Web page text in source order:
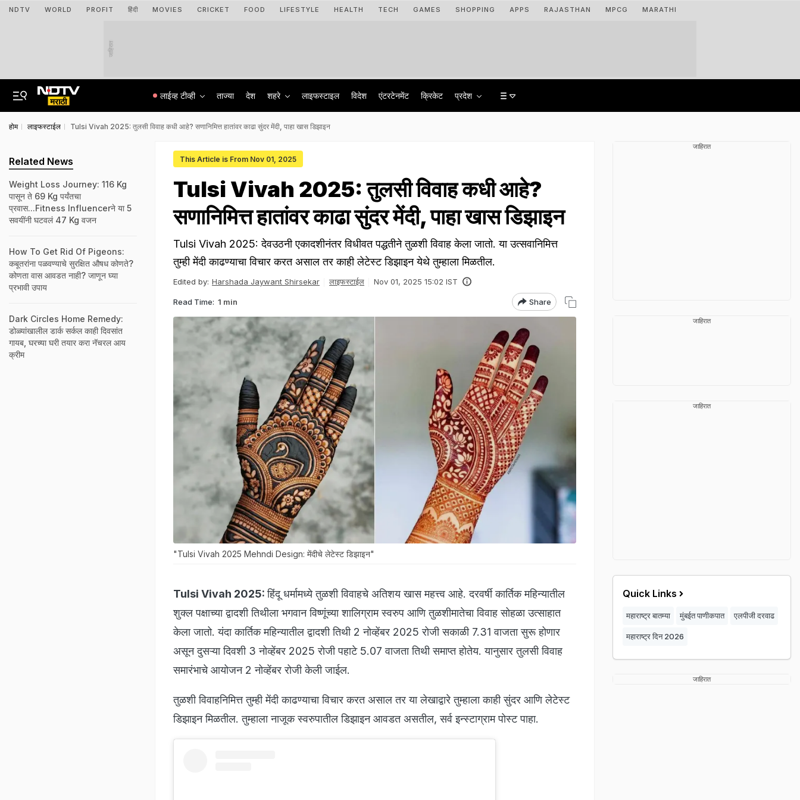
NDTV WORLD PROFIT हिंदी MOVIES CRICKET FOOD LIFESTYLE HEALTH TECH GAMES SHOPPING APPS RAJASTHAN MPCG MARATHI
जाहिरात
लाईव्ह टीव्ही ताज्या देश शहरे लाइफस्टाइल विदेश एंटरटेनमेंट क्रिकेट प्रदेश
होम लाइफस्टाईल Tulsi Vivah 2025: तुलसी विवाह कधी आहे? सणानिमित्त हातांवर काढा सुंदर मेंदी, पाहा खास डिझाइन
This Article is From Nov 01, 2025
Tulsi Vivah 2025: तुलसी विवाह कधी आहे?
सणानिमित्त हातांवर काढा सुंदर मेंदी, पाहा खास डिझाइन
Tulsi Vivah 2025: देवउठनी एकादशीनंतर विधीवत पद्धतीने तुळशी विवाह केला जातो. या उत्सवानिमित्त
तुम्ही मेंदी काढण्याचा विचार करत असाल तर काही लेटेस्ट डिझाइन येथे तुम्हाला मिळतील.
Edited by: Harshada Jaywant Shirsekar लाइफस्टाईल Nov 01, 2025 15:02 IST
Read Time: 1 min Share
"Tulsi Vivah 2025 Mehndi Design: मेंदीचे लेटेस्ट डिझाइन"
Tulsi Vivah 2025:हिंदू धर्मामध्ये तुळशी विवाहचे अतिशय खास महत्त्व आहे. दरवर्षी कार्तिक महिन्यातील
शुक्ल पक्षाच्या द्वादशी तिथीला भगवान विष्णूंच्या शालिग्राम स्वरुप आणि तुळशीमातेचा विवाह सोहळा उत्साहात
केला जातो. यंदा कार्तिक महिन्यातील द्वादशी तिथी 2 नोव्हेंबर 2025 रोजी सकाळी 7.31 वाजता सुरू होणार
असून दुसऱ्या दिवशी 3 नोव्हेंबर 2025 रोजी पहाटे 5.07 वाजता तिथी समाप्त होतेय. यानुसार तुलसी विवाह
समारंभाचे आयोजन 2 नोव्हेंबर रोजी केली जाईल.
तुळशी विवाहनिमित्त तुम्ही मेंदी काढण्याचा विचार करत असाल तर या लेखाद्वारे तुम्हाला काही सुंदर आणि लेटेस्ट
डिझाइन मिळतील. तुम्हाला नाजूक स्वरुपातील डिझाइन आवडत असतील, सर्व इन्स्टाग्राम पोस्ट पाहा.
Related News
Weight Loss Journey: 116 Kg
पासून ते 69 Kg पर्यंतचा
प्रवास...Fitness Influencerने या 5
सवयींनी घटवलं 47 Kg वजन
How To Get Rid Of Pigeons:
कबूतरांना पळवण्याचे सुरक्षित औषध कोणते?
कोणता वास आवडत नाही? जाणून घ्या
प्रभावी उपाय
Dark Circles Home Remedy:
डोळ्यांखालील डार्क सर्कल काही दिवसांत
गायब, घरच्या घरी तयार करा नॅचरल आय
क्रीम
जाहिरात
जाहिरात
जाहिरात
Quick Links
महाराष्ट्र बातम्या मुंबईत पाणीकपात एलपीजी दरवाढ
महाराष्ट्र दिन 2026
जाहिरात